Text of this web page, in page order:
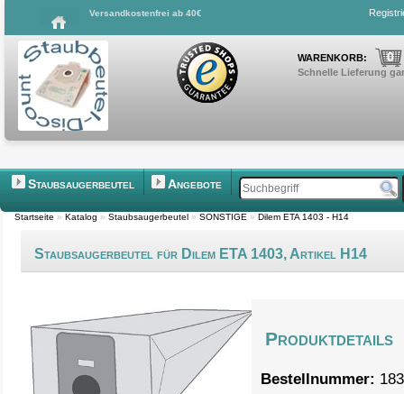
Versandkostenfrei ab 40€
WARENKORB: 0
Schnelle Lieferung
Staubsaugerbeutel Angebote
Startseite » Katalog » Staubsaugerbeutel » SONSTIGE » Dilem ETA 1403 - H14
Staubsaugerbeutel für Dilem ETA 1403, Artikel H14
Produktdetails
Bestellnummer: